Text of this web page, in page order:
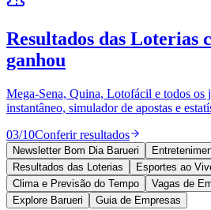
Athletico-PR